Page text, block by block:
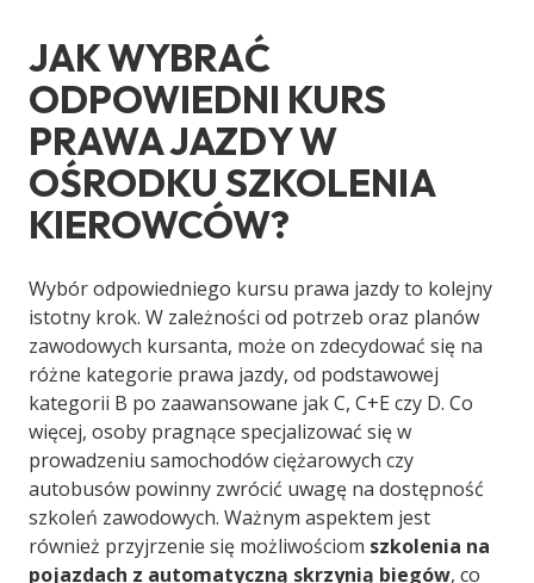
JAK WYBRAĆ
ODPOWIEDNI KURS
PRAWA JAZDY W
OŚRODKU SZKOLENIA
KIEROWCÓW?
Wybór odpowiedniego kursu prawa jazdy to kolejny
istotny krok. W zależności od potrzeb oraz planów
zawodowych kursanta, może on zdecydować się na
różne kategorie prawa jazdy, od podstawowej
kategorii B po zaawansowane jak C, C+E czy D. Co
więcej, osoby pragnące specjalizować się w
prowadzeniu samochodów ciężarowych czy
autobusów powinny zwrócić uwagę na dostępność
szkoleń zawodowych. Ważnym aspektem jest
również przyjrzenie się możliwościom szkolenia na
pojazdach z automatyczną skrzynią biegów, co